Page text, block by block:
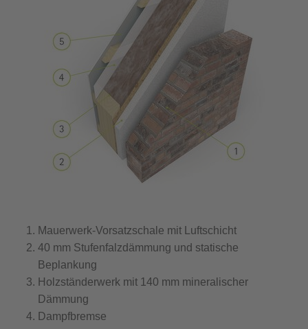
Mauerwerk-Vorsatzschale mit Luftschicht
40 mm Stufenfalzdämmung und statische
Beplankung
Holzständerwerk mit 140 mm mineralischer
Dämmung
Dampfbremse